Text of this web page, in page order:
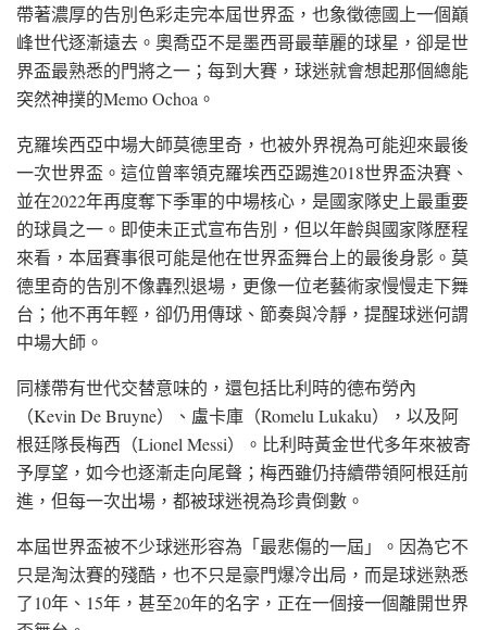
帶著濃厚的告別色彩走完本屆世界盃，也象徵德國上一個巔
峰世代逐漸遠去。奧喬亞不是墨西哥最華麗的球星，卻是世
界盃最熟悉的門將之一；每到大賽，球迷就會想起那個總能
突然神撲的Memo Ochoa。
克羅埃西亞中場大師莫德里奇，也被外界視為可能迎來最後
一次世界盃。這位曾率領克羅埃西亞踢進2018世界盃決賽、
並在2022年再度奪下季軍的中場核心，是國家隊史上最重要
的球員之一。即使未正式宣布告別，但以年齡與國家隊歷程
來看，本屆賽事很可能是他在世界盃舞台上的最後身影。莫
德里奇的告別不像轟烈退場，更像一位老藝術家慢慢走下舞
台；他不再年輕，卻仍用傳球、節奏與冷靜，提醒球迷何謂
中場大師。
同樣帶有世代交替意味的，還包括比利時的德布勞內
（Kevin De Bruyne）、盧卡庫（Romelu Lukaku），以及阿
根廷隊長梅西（Lionel Messi）。比利時黃金世代多年來被寄
予厚望，如今也逐漸走向尾聲；梅西雖仍持續帶領阿根廷前
進，但每一次出場，都被球迷視為珍貴倒數。
本屆世界盃被不少球迷形容為「最悲傷的一屆」。因為它不
只是淘汰賽的殘酷，也不只是豪門爆冷出局，而是球迷熟悉
了10年、15年，甚至20年的名字，正在一個接一個離開世界